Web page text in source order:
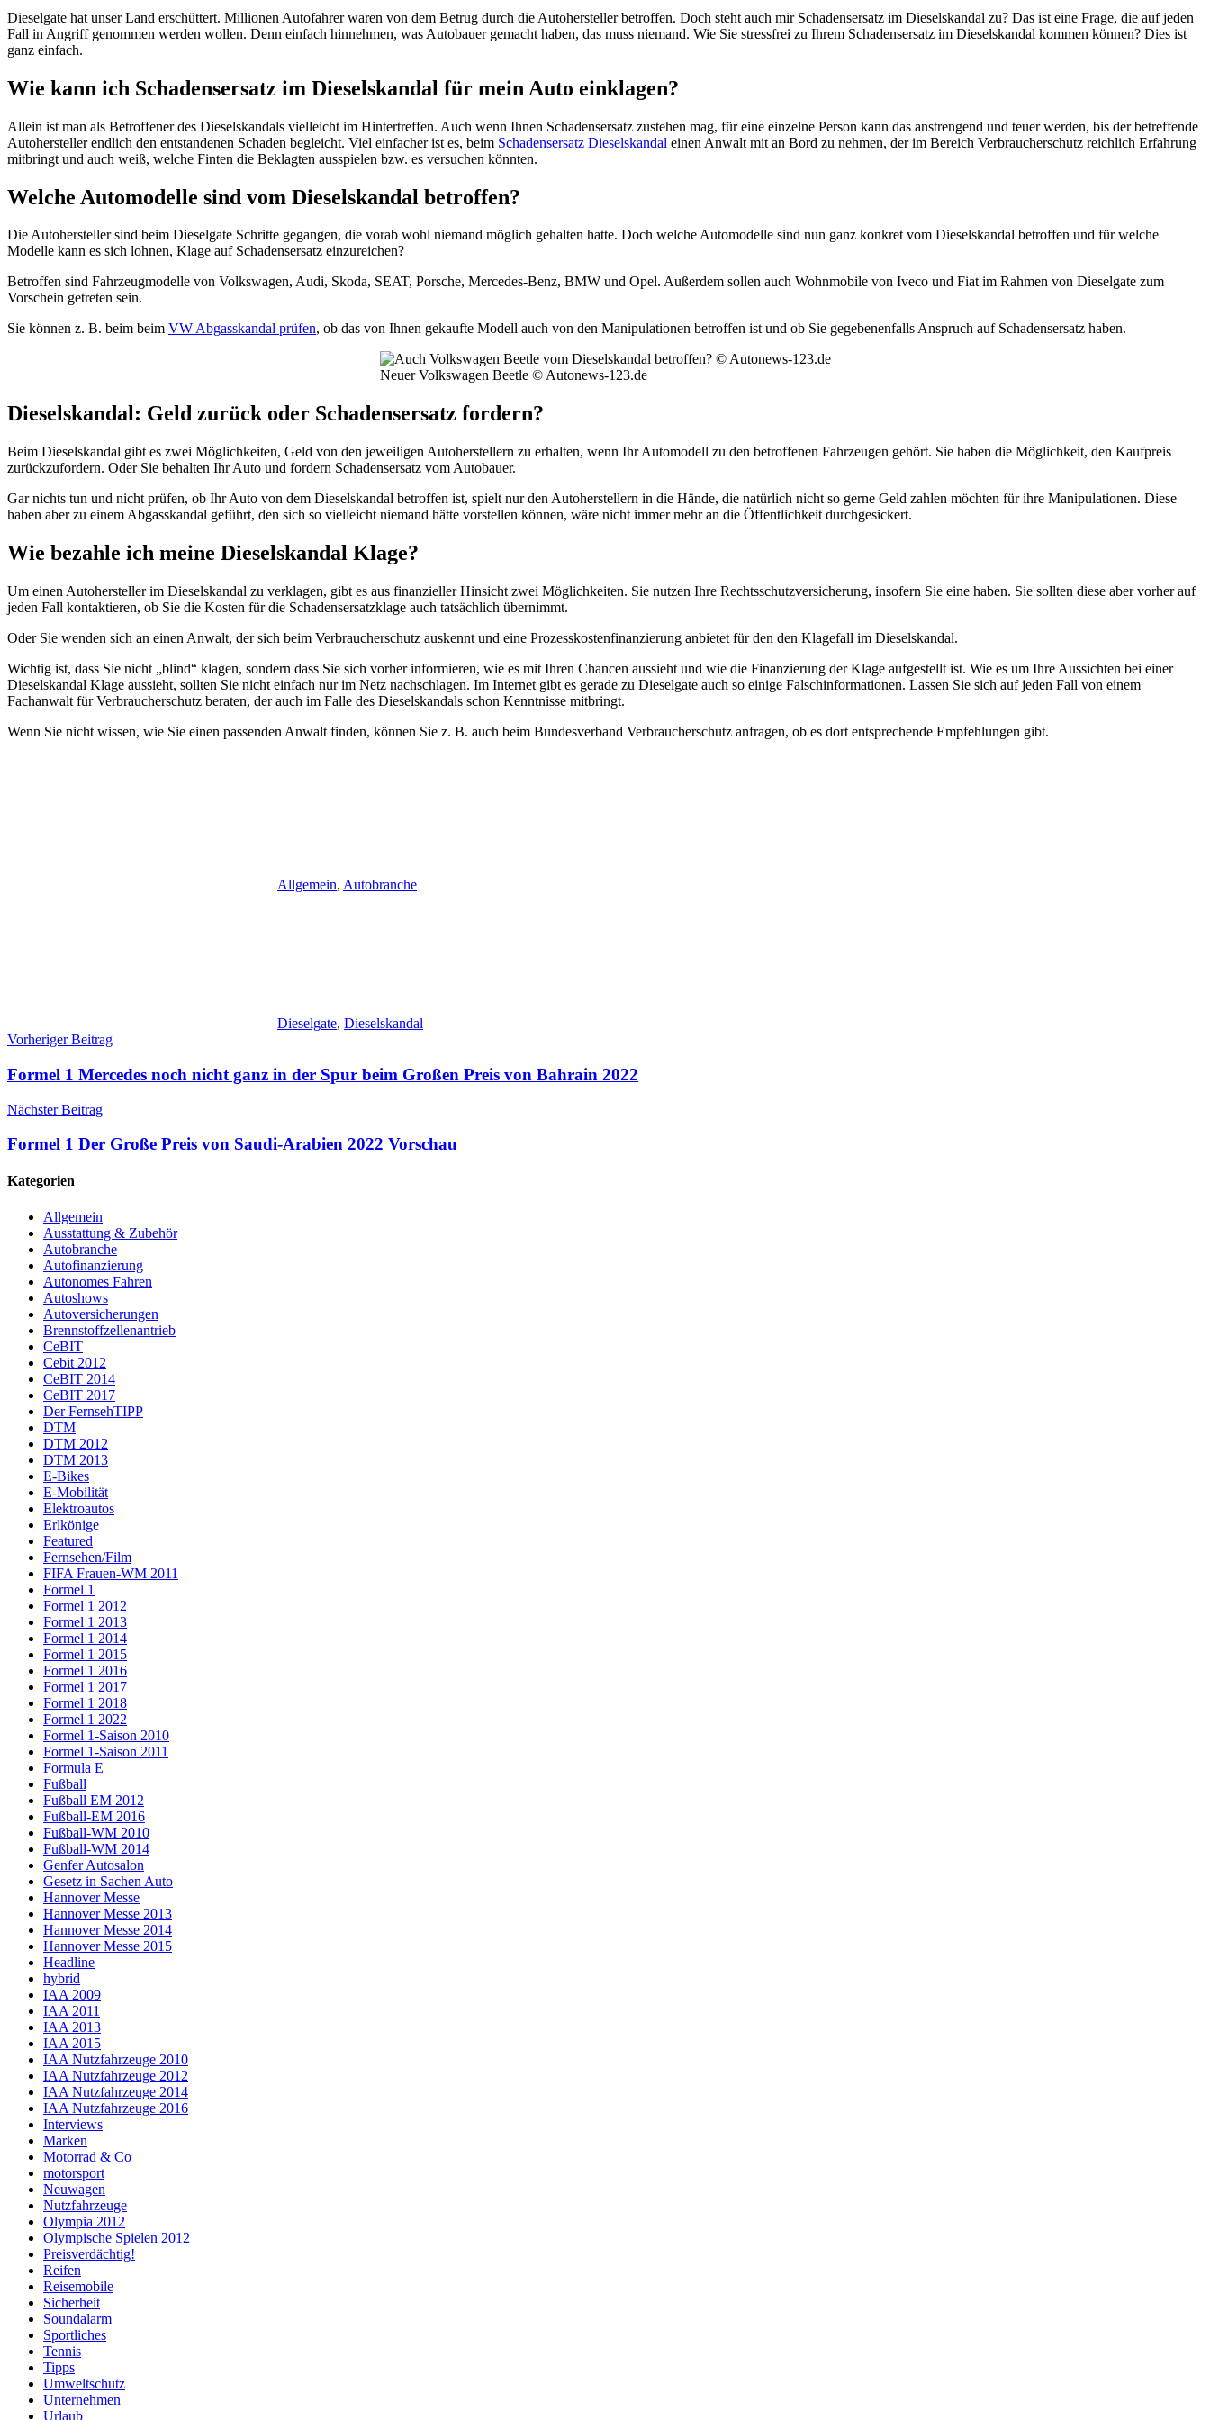
Dieselgate hat unser Land erschüttert. Millionen Autofahrer waren von dem Betrug durch die Autohersteller betroffen. Doch steht auch mir Schadensersatz im Dieselskandal zu? Das ist eine Frage, die auf jeden
Fall in Angriff genommen werden wollen. Denn einfach hinnehmen, was Autobauer gemacht haben, das muss niemand. Wie Sie stressfrei zu Ihrem Schadensersatz im Dieselskandal kommen können? Dies ist
ganz einfach.
Wie kann ich Schadensersatz im Dieselskandal für mein Auto einklagen?
Allein ist man als Betroffener des Dieselskandals vielleicht im Hintertreffen. Auch wenn Ihnen Schadensersatz zustehen mag, für eine einzelne Person kann das anstrengend und teuer werden, bis der betreffende
Autohersteller endlich den entstandenen Schaden begleicht. Viel einfacher ist es, beim Schadensersatz Dieselskandal einen Anwalt mit an Bord zu nehmen, der im Bereich Verbraucherschutz reichlich Erfahrung
mitbringt und auch weiß, welche Finten die Beklagten ausspielen bzw. es versuchen könnten.
Welche Automodelle sind vom Dieselskandal betroffen?
Die Autohersteller sind beim Dieselgate Schritte gegangen, die vorab wohl niemand möglich gehalten hatte. Doch welche Automodelle sind nun ganz konkret vom Dieselskandal betroffen und für welche
Modelle kann es sich lohnen, Klage auf Schadensersatz einzureichen?
Betroffen sind Fahrzeugmodelle von Volkswagen, Audi, Skoda, SEAT, Porsche, Mercedes-Benz, BMW und Opel. Außerdem sollen auch Wohnmobile von Iveco und Fiat im Rahmen von Dieselgate zum
Vorschein getreten sein.
Sie können z. B. beim beim VW Abgasskandal prüfen, ob das von Ihnen gekaufte Modell auch von den Manipulationen betroffen ist und ob Sie gegebenenfalls Anspruch auf Schadensersatz haben.
Neuer Volkswagen Beetle © Autonews-123.de
Dieselskandal: Geld zurück oder Schadensersatz fordern?
Beim Dieselskandal gibt es zwei Möglichkeiten, Geld von den jeweiligen Autoherstellern zu erhalten, wenn Ihr Automodell zu den betroffenen Fahrzeugen gehört. Sie haben die Möglichkeit, den Kaufpreis
zurückzufordern. Oder Sie behalten Ihr Auto und fordern Schadensersatz vom Autobauer.
Gar nichts tun und nicht prüfen, ob Ihr Auto von dem Dieselskandal betroffen ist, spielt nur den Autoherstellern in die Hände, die natürlich nicht so gerne Geld zahlen möchten für ihre Manipulationen. Diese
haben aber zu einem Abgasskandal geführt, den sich so vielleicht niemand hätte vorstellen können, wäre nicht immer mehr an die Öffentlichkeit durchgesickert.
Wie bezahle ich meine Dieselskandal Klage?
Um einen Autohersteller im Dieselskandal zu verklagen, gibt es aus finanzieller Hinsicht zwei Möglichkeiten. Sie nutzen Ihre Rechtsschutzversicherung, insofern Sie eine haben. Sie sollten diese aber vorher auf
jeden Fall kontaktieren, ob Sie die Kosten für die Schadensersatzklage auch tatsächlich übernimmt.
Oder Sie wenden sich an einen Anwalt, der sich beim Verbraucherschutz auskennt und eine Prozesskostenfinanzierung anbietet für den den Klagefall im Dieselskandal.
Wichtig ist, dass Sie nicht „blind“ klagen, sondern dass Sie sich vorher informieren, wie es mit Ihren Chancen aussieht und wie die Finanzierung der Klage aufgestellt ist. Wie es um Ihre Aussichten bei einer
Dieselskandal Klage aussieht, sollten Sie nicht einfach nur im Netz nachschlagen. Im Internet gibt es gerade zu Dieselgate auch so einige Falschinformationen. Lassen Sie sich auf jeden Fall von einem
Fachanwalt für Verbraucherschutz beraten, der auch im Falle des Dieselskandals schon Kenntnisse mitbringt.
Wenn Sie nicht wissen, wie Sie einen passenden Anwalt finden, können Sie z. B. auch beim Bundesverband Verbraucherschutz anfragen, ob es dort entsprechende Empfehlungen gibt.
Allgemein, Autobranche
Dieselgate, Dieselskandal
Beitragsnavigation
Vorheriger Beitrag
Formel 1 Mercedes noch nicht ganz in der Spur beim Großen Preis von Bahrain 2022
Nächster Beitrag
Formel 1 Der Große Preis von Saudi-Arabien 2022 Vorschau
Kategorien
Allgemein
Ausstattung & Zubehör
Autobranche
Autofinanzierung
Autonomes Fahren
Autoshows
Autoversicherungen
Brennstoffzellenantrieb
CeBIT
Cebit 2012
CeBIT 2014
CeBIT 2017
Der FernsehTIPP
DTM
DTM 2012
DTM 2013
E-Bikes
E-Mobilität
Elektroautos
Erlkönige
Featured
Fernsehen/Film
FIFA Frauen-WM 2011
Formel 1
Formel 1 2012
Formel 1 2013
Formel 1 2014
Formel 1 2015
Formel 1 2016
Formel 1 2017
Formel 1 2018
Formel 1 2022
Formel 1-Saison 2010
Formel 1-Saison 2011
Formula E
Fußball
Fußball EM 2012
Fußball-EM 2016
Fußball-WM 2010
Fußball-WM 2014
Genfer Autosalon
Gesetz in Sachen Auto
Hannover Messe
Hannover Messe 2013
Hannover Messe 2014
Hannover Messe 2015
Headline
hybrid
IAA 2009
IAA 2011
IAA 2013
IAA 2015
IAA Nutzfahrzeuge 2010
IAA Nutzfahrzeuge 2012
IAA Nutzfahrzeuge 2014
IAA Nutzfahrzeuge 2016
Interviews
Marken
Motorrad & Co
motorsport
Neuwagen
Nutzfahrzeuge
Olympia 2012
Olympische Spielen 2012
Preisverdächtig!
Reifen
Reisemobile
Sicherheit
Soundalarm
Sportliches
Tennis
Tipps
Umweltschutz
Unternehmen
Urlaub